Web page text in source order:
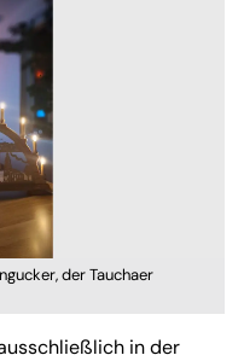
der Tauchaer
in der